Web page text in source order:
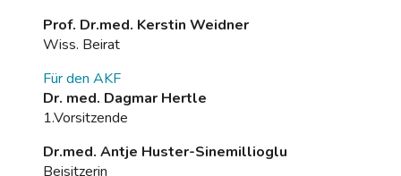
Prof. Dr.med. Kerstin Weidner
Wiss. Beirat
Für den AKF
Dr. med. Dagmar Hertle
1.Vorsitzende
Dr.med. Antje Huster-Sinemillioglu
Beisitzerin